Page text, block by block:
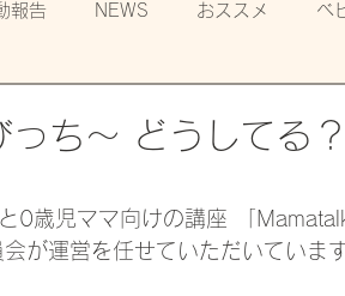
報告 NEWS おススメ ベ
ち～ どうしてる
0歳児ママ向けの講座 「
が運営を任せていただいていま